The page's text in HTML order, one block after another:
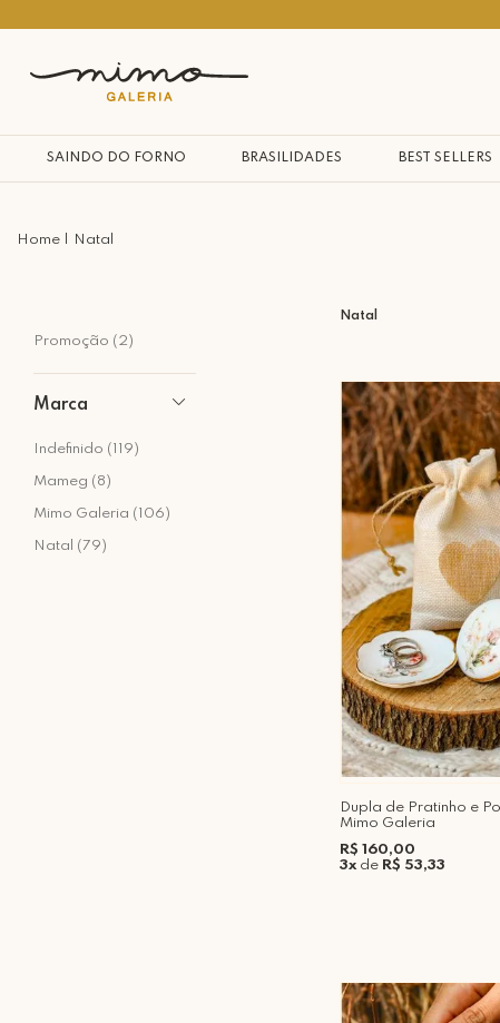
SAINDO DO FORNO BRASILIDADES BEST SELLERS
Natal
Promoção (2)
Marca
Indefinido (119)
Mameg (8)
Mimo Galeria (106)
Natal (79)
Natal
Dupla de Pratinho e
Mimo Galeria
R$ 160,00
3xde R$ 53,33